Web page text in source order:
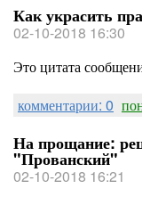
Как украсить
02-10-2018 16:30
Это цитата
комментарии: 0
На прощание:
"Прованский"
02-10-2018 16:21